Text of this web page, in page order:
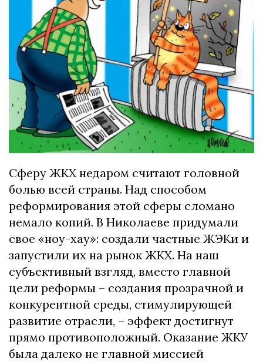
Сферу ЖКХ недаром считают головной
болью всей страны. Над способом
реформирования этой сферы сломано
немало копий. В Николаеве придумали
свое «ноу-хау»: создали частные ЖЭКи и
запустили их на рынок ЖКХ. На наш
субъективный взгляд, вместо главной
цели реформы – создания прозрачной и
конкурентной среды, стимулирующей
развитие отрасли, – эффект достигнут
прямо противоположный. Оказание ЖКУ
была далеко не главной миссией